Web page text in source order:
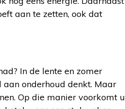
aan te zetten, ook dat
In de lente en zomer
onderhoud denkt. Maar
Op die manier voorkomt u